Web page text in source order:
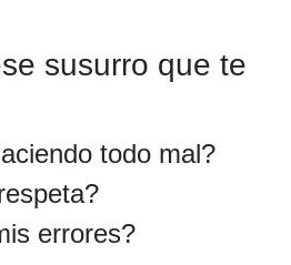
susurro que te
todo mal?
errores?